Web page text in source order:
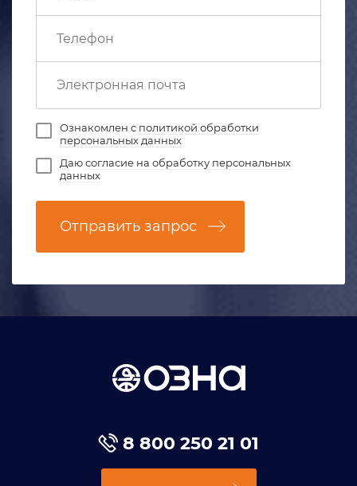
Ознакомлен с политикой обработки
персональных данных
Даюсогласие на обработку персональных
данных
Отправить запрос
8 800 250 21 01